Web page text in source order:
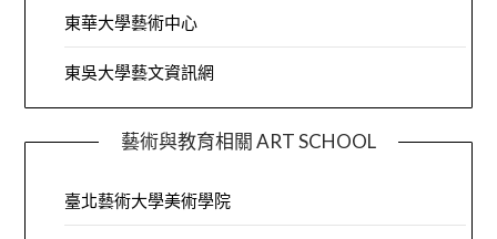
東華大學藝術中心
東吳大學藝文資訊網
藝術與教育相關 ART SCHOOL
臺北藝術大學美術學院